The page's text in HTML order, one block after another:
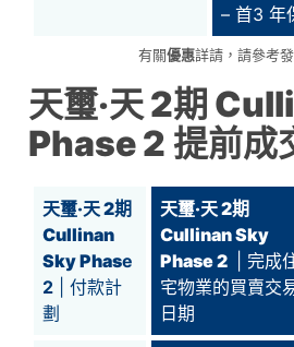
– 首3 年
有關優惠詳請，請參考
天璽‧天 2期
Phase 2 提前成
天璽‧天 2期
Cullinan
Sky Phase
2 | 付款計
劃
天璽‧天 2期
Cullinan Sky
Phase 2
| 完成
宅物業的買賣交
日期